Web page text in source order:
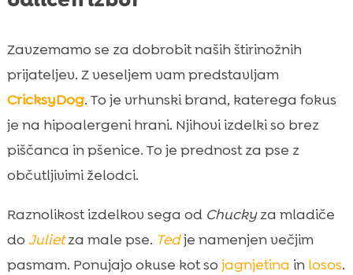
Zavzemamo se za dobrobit naših štirinožnih
prijateljev. Z veseljem vam predstavljam
CricksyDog. To je vrhunski brand, katerega fokus
je na hipoalergeni hrani. Njihovi izdelki so brez
piščanca in pšenice. To je prednost za pse z
občutljivimi želodci.
Raznolikost izdelkov sega od Chuckyza mladiče
do Julietza male pse. Tedje namenjen večjim
pasmam. Ponujajo okuse kot so jagnjetina in losos.